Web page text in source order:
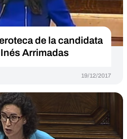
de la candidata
Arrimadas
19/12/2017